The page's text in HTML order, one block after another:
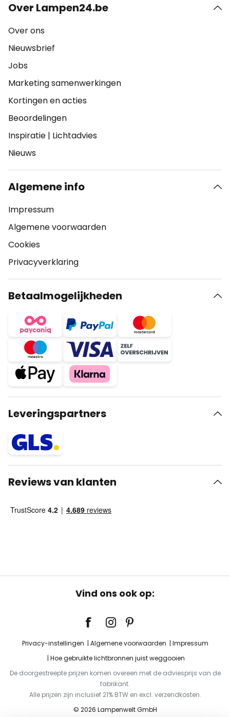
Over Lampen24.be
Over ons
Nieuwsbrief
Jobs
Marketing samenwerkingen
Kortingen en acties
Beoordelingen
Inspiratie | Lichtadvies
Nieuws
Algemene info
Impressum
Algemene voorwaarden
Cookies
Privacyverklaring
Betaalmogelijkheden
Leveringspartners
Reviews van klanten
Vind ons ook op:
Privacy-instellingen Algemene voorwaarden
Impressum
Hoe gebruikte lichtbronnen juist weggooien
De doorgestreepte prijzen komen overeen met de adviesprijs van de
fabrikant.
Alle prijzen zijn inclusief 21% BTW en excl. verzendkosten.
© 2026 Lampenwelt GmbH